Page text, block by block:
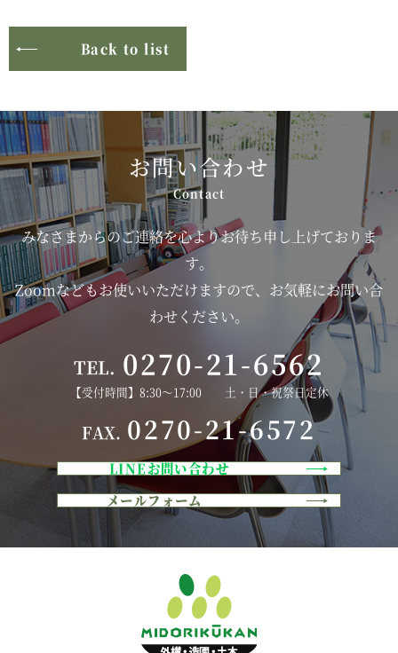
Back to list
お問い合わせ
みなさまからのご連絡を心よりお待ち申し上げておりま
す。
Zoomなどもお使いいただけますので、お気軽にお問い合
わせください。
TEL. 0270-21-6562
【受付時間】8:30～17:00 土・日・祝祭日定休
FAX. 0270-21-6572
LINEお問い合わせ
メールフォーム